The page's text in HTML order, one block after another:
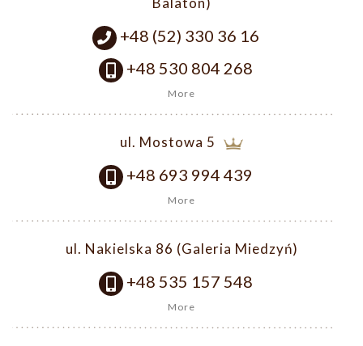
+48 (52) 330 36 16
+48 530 804 268
More
ul. Mostowa 5
+48 693 994 439
More
ul. Nakielska 86 (Galeria Miedzyń)
+48 535 157 548
More